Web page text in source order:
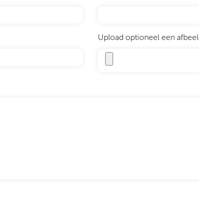
Upload optioneel een